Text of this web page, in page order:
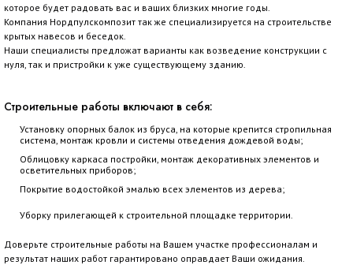
которое будет радовать вас и ваших близких многие годы.
Компания Нордпулскомпозит так же специализируется на строительстве
крытых навесов и беседок.
Наши специалисты предложат варианты как возведение конструкции с
нуля, так и пристройки к уже существующему зданию.
Строительные работы включают в себя:
Установку опорных балок из бруса, на которые крепится стропильная
система, монтаж кровли и системы отведения дождевой воды;
Облицовку каркаса постройки, монтаж декоративных элементов и
осветительных приборов;
Покрытие водостойкой эмалью всех элементов из дерева;
Уборку прилегающей к строительной площадке территории.
Доверьте строительные работы на Вашем участке профессионалам и
результат наших работ гарантировано оправдает Ваши ожидания.